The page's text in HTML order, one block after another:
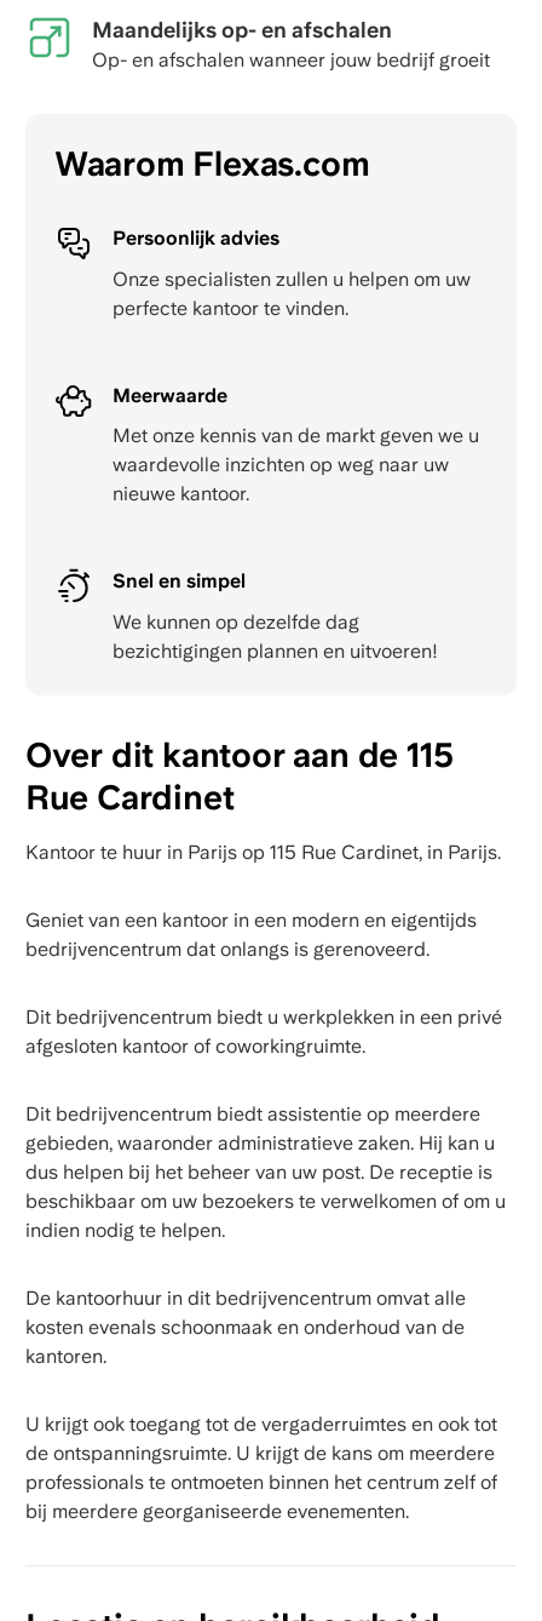
Maandelijks op- en afschalen
Op- en afschalen wanneer jouw bedrijf groeit
Waarom Flexas.com
Persoonlijk advies
Onze specialisten zullen u helpen om uw
perfecte kantoor te vinden.
Meerwaarde
Met onze kennis van de markt geven we u
waardevolle inzichten op weg naar uw
nieuwe kantoor.
Snel en simpel
We kunnen op dezelfde dag
bezichtigingen plannen en uitvoeren!
Over dit kantoor aan de 115
Rue Cardinet
Kantoor te huur in Parijs op 115 Rue Cardinet, in Parijs.
Geniet van een kantoor in een modern en eigentijds
bedrijvencentrum dat onlangs is gerenoveerd.
Dit bedrijvencentrum biedt u werkplekken in een privé
afgesloten kantoor of coworkingruimte.
Dit bedrijvencentrum biedt assistentie op meerdere
gebieden, waaronder administratieve zaken. Hij kan u
dus helpen bij het beheer van uw post. De receptie is
beschikbaar om uw bezoekers te verwelkomen of om u
indien nodig te helpen.
De kantoorhuur in dit bedrijvencentrum omvat alle
kosten evenals schoonmaak en onderhoud van de
kantoren.
U krijgt ook toegang tot de vergaderruimtes en ook tot
de ontspanningsruimte. U krijgt de kans om meerdere
professionals te ontmoeten binnen het centrum zelf of
bij meerdere georganiseerde evenementen.